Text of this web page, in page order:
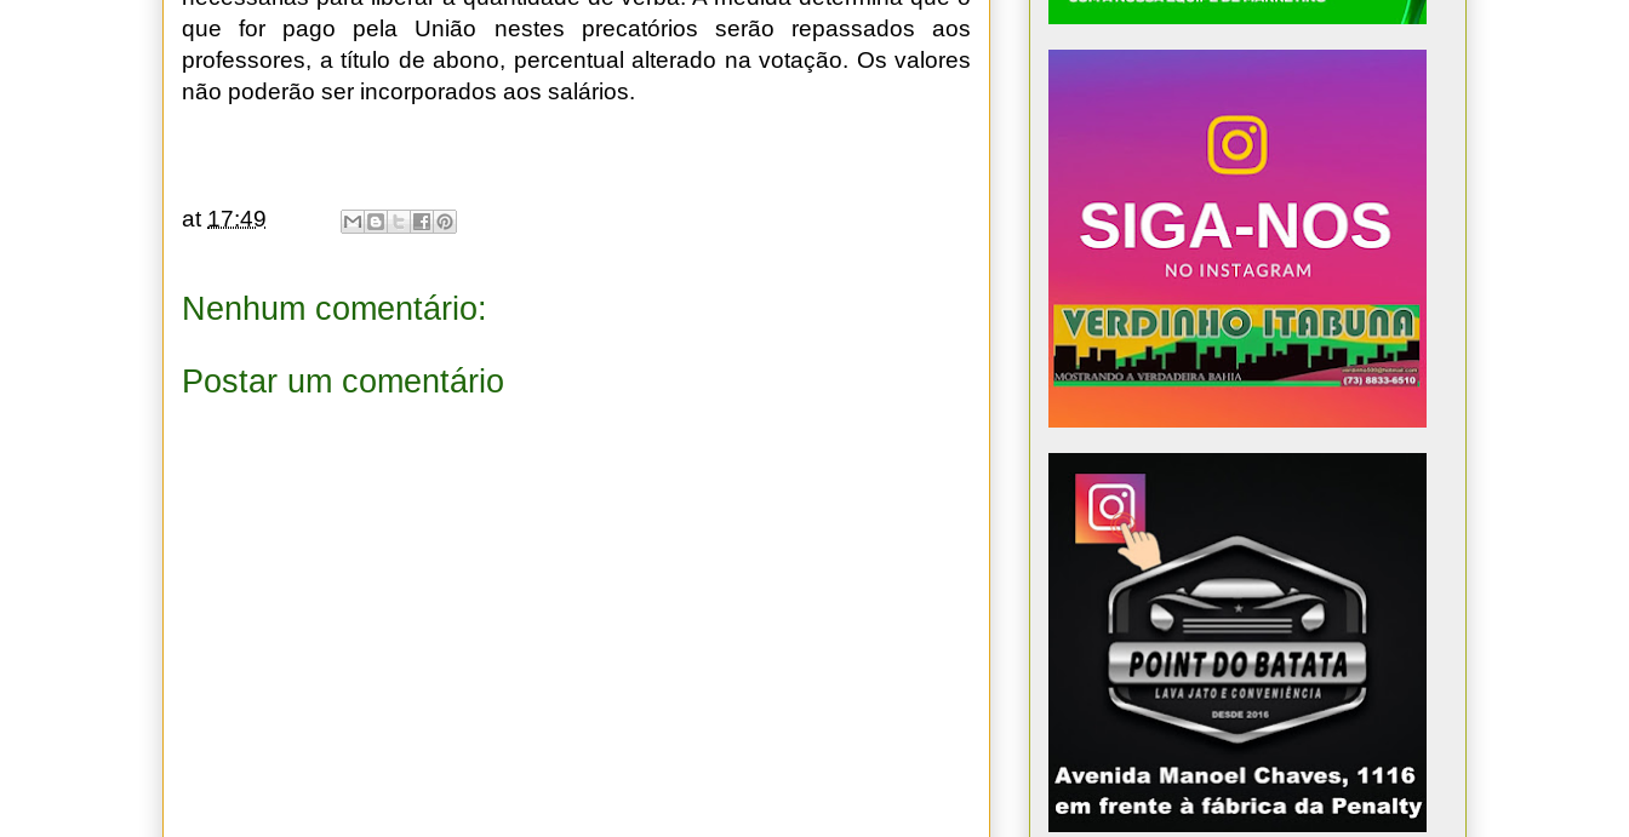
que for pago pela União nestes precatórios serão repassados aos
professores, a título de abono, percentual alterado na votação. Os valores
não poderão ser incorporados aos salários.
at 17:49
Nenhum comentário:
Postar um comentário